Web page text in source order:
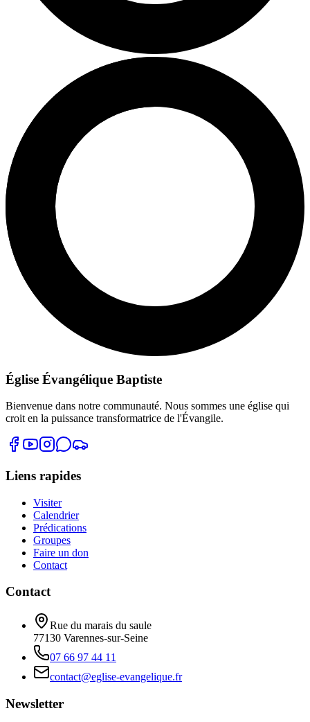
Église Évangélique Baptiste
Bienvenue dans notre communauté. Nous sommes une église qui
croit en la puissance transformatrice de l'Évangile.
Liens rapides
Visiter
Calendrier
Prédications
Groupes
Faire un don
Contact
Contact
Rue du marais du saule
77130 Varennes-sur-Seine
07 66 97 44 11
contact@eglise-evangelique.fr
Newsletter